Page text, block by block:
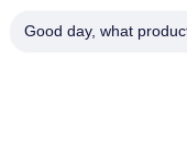
Good day, what